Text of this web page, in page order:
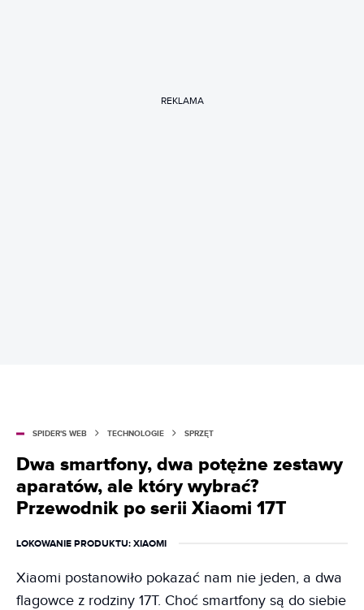
REKLAMA
SPIDER'S WEB TECHNOLOGIE SPRZĘT
Dwa smartfony, dwa potężne zestawy
aparatów, ale który wybrać?
Przewodnik po serii Xiaomi 17T
LOKOWANIE PRODUKTU: XIAOMI
Xiaomi postanowiło pokazać nam nie jeden, a dwa
flagowce z rodziny 17T. Choć smartfony są do siebie